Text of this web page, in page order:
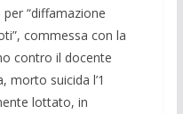
“diffamazione
commessa con la
contro il docente
morto suicida l’1
lottato, in